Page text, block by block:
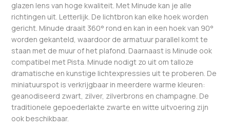
glazen lens van hoge kwaliteit. Met Minude kan je alle
richtingen uit. Letterlijk. De lichtbron kan elke hoek worden
gericht. Minude draait 360° rond en kan in een hoek van 90°
worden gekanteld, waardoor de armatuur parallel komt te
staan met de muur of het plafond. Daarnaast is Minude ook
compatibel met Pista. Minude nodigt zo uit om talloze
dramatische en kunstige lichtexpressies uit te proberen. De
miniatuurspot is verkrijgbaar in meerdere warme kleuren:
geanodiseerd zwart, zilver, zilverbrons en champagne. De
traditionele gepoederlakte zwarte en witte uitvoering zijn
ook beschikbaar.